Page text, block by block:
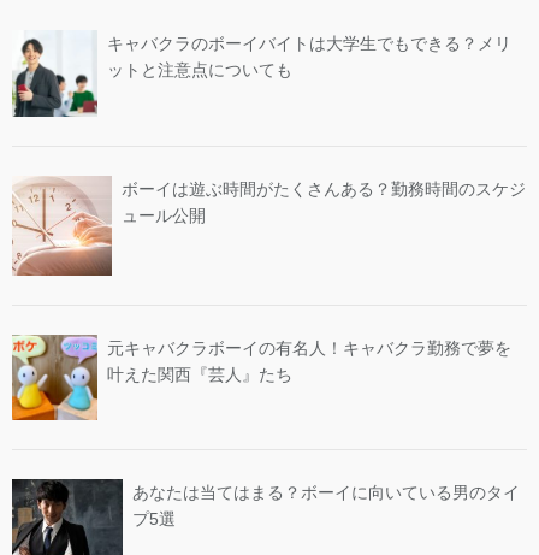
キャバクラのボーイバイトは大学生でもできる？メリ
ットと注意点についても
ボーイは遊ぶ時間がたくさんある？勤務時間のスケジ
ュール公開
元キャバクラボーイの有名人！キャバクラ勤務で夢を
叶えた関西『芸人』たち
あなたは当てはまる？ボーイに向いている男のタイ
プ5選